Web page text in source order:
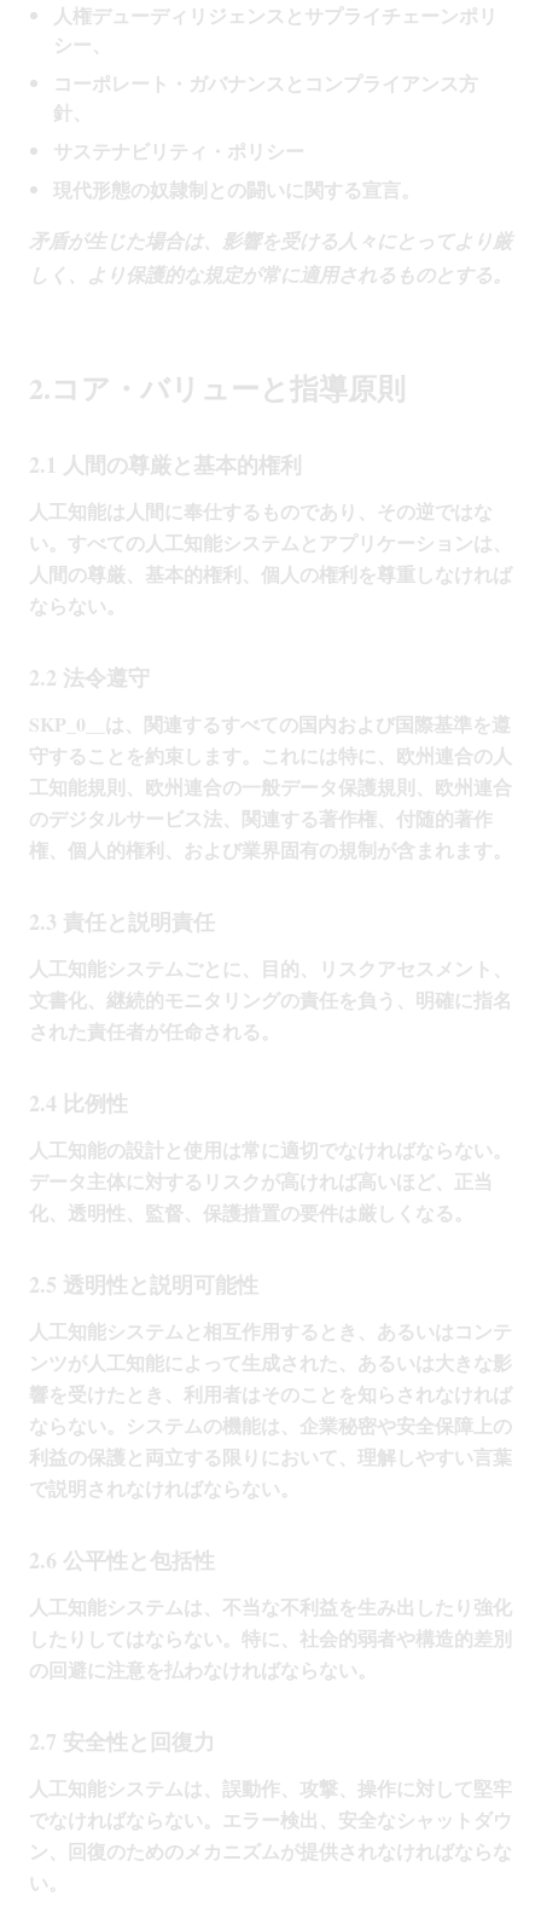
人権デューディリジェンスとサプライチェーンポリ
シー、
コーポレート・ガバナンスとコンプライアンス方
針、
サステナビリティ・ポリシー
現代形態の奴隷制との闘いに関する宣言。
矛盾が生じた場合は、影響を受ける人々にとってより厳
しく、より保護的な規定が常に適用されるものとする。
2.コア・バリューと指導原則
2.1 人間の尊厳と基本的権利
人工知能は人間に奉仕するものであり、その逆ではな
い。すべての人工知能システムとアプリケーションは、
人間の尊厳、基本的権利、個人の権利を尊重しなければ
ならない。
2.2 法令遵守
SKP_0__は、関連するすべての国内および国際基準を遵
守することを約束します。これには特に、欧州連合の人
工知能規則、欧州連合の一般データ保護規則、欧州連合
のデジタルサービス法、関連する著作権、付随的著作
権、個人的権利、および業界固有の規制が含まれます。
2.3 責任と説明責任
人工知能システムごとに、目的、リスクアセスメント、
文書化、継続的モニタリングの責任を負う、明確に指名
された責任者が任命される。
2.4 比例性
人工知能の設計と使用は常に適切でなければならない。
データ主体に対するリスクが高ければ高いほど、正当
化、透明性、監督、保護措置の要件は厳しくなる。
2.5 透明性と説明可能性
人工知能システムと相互作用するとき、あるいはコンテ
ンツが人工知能によって生成された、あるいは大きな影
響を受けたとき、利用者はそのことを知らされなければ
ならない。システムの機能は、企業秘密や安全保障上の
利益の保護と両立する限りにおいて、理解しやすい言葉
で説明されなければならない。
2.6 公平性と包括性
人工知能システムは、不当な不利益を生み出したり強化
したりしてはならない。特に、社会的弱者や構造的差別
の回避に注意を払わなければならない。
2.7 安全性と回復力
人工知能システムは、誤動作、攻撃、操作に対して堅牢
でなければならない。エラー検出、安全なシャットダウ
ン、回復のためのメカニズムが提供されなければならな
い。